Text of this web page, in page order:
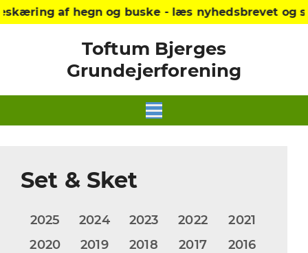
af hegn og buske - læs nyhedsbrevet og
Toftum Bjerges
Grundejerforening
Set & Sket
2025 2024 2023 2022
2021
2020
2019 2018 2017
2016